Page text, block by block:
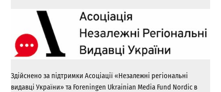
Здійснено за підтримки Асоціації «Незалежні регіональні
видавці України» та Foreningen Ukrainian Media Fund Nordic в